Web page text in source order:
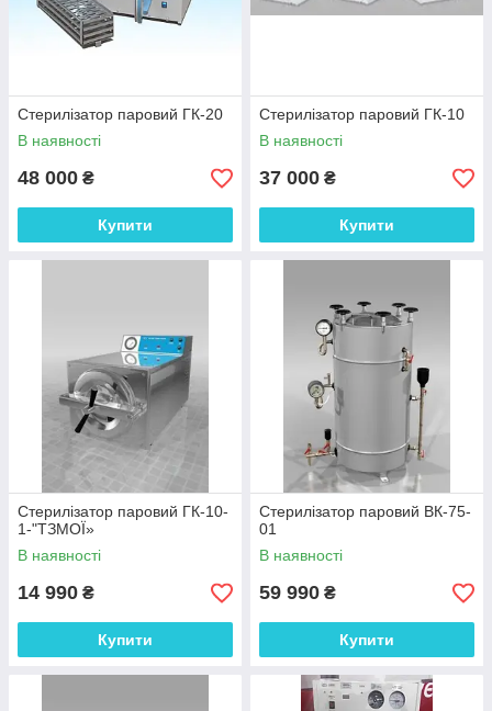
Стерилізатор паровий ГК-20
В наявності
48 000 ₴
Купити
Стерилізатор паровий ГК-10
В наявності
37 000 ₴
Купити
Стерилізатор паровий ГК-10-
1-"ТЗМОЇ»
В наявності
14 990 ₴
Купити
Стерилізатор паровий ВК-75-
01
В наявності
59 990 ₴
Купити